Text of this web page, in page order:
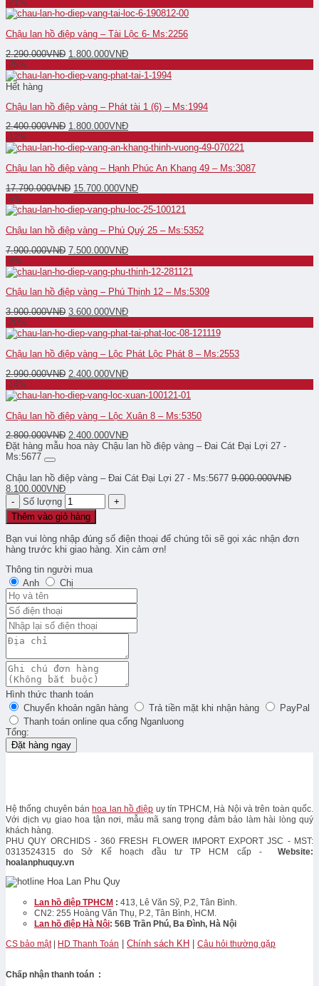
-21%
Chậu lan hồ điệp vàng – Tài Lộc 6- Ms:2256
2.290.000VNĐ 1.800.000VNĐ
-25%
Hết hàng
Chậu lan hồ điệp vàng – Phát tài 1 (6) – Ms:1994
2.400.000VNĐ 1.800.000VNĐ
-12%
Chậu lan hồ điệp vàng – Hạnh Phúc An Khang 49 – Ms:3087
17.790.000VNĐ 15.700.000VNĐ
-5%
Chậu lan hồ điệp vàng – Phú Quý 25 – Ms:5352
7.900.000VNĐ 7.500.000VNĐ
-8%
Chậu lan hồ điệp vàng – Phú Thịnh 12 – Ms:5309
3.900.000VNĐ 3.600.000VNĐ
-20%
Chậu lan hồ điệp vàng – Lộc Phát Lộc Phát 8 – Ms:2553
2.990.000VNĐ 2.400.000VNĐ
-14%
Chậu lan hồ điệp vàng – Lộc Xuân 8 – Ms:5350
2.800.000VNĐ 2.400.000VNĐ
Đặt hàng mẫu hoa này Chậu lan hồ điệp vàng – Đai Cát Đại Lợi 27 -
Ms:5677
Chậu lan hồ điệp vàng – Đai Cát Đại Lợi 27 - Ms:5677 9.000.000VNĐ
8.100.000VNĐ
Số lượng
Thêm vào giỏ hàng
Bạn vui lòng nhập đúng số điện thoại để chúng tôi sẽ gọi xác nhận đơn
hàng trước khi giao hàng. Xin cảm ơn!
Thông tin người mua
Anh
Chị
Hình thức thanh toán
Chuyển khoản ngân hàng
Trả tiền mặt khi nhận hàng
PayPal
Thanh toán online qua cổng Nganluong
Tổng:
Đặt hàng ngay
Hệ thống chuyên bán hoa lan hồ điệp uy tín TPHCM, Hà Nội và trên toàn quốc.
Với dịch vụ giao hoa tận nơi, mẫu mã sang trọng đảm bảo làm hài lòng quý
khách hàng.
PHU QUY ORCHIDS - 360 FRESH FLOWER IMPORT EXPORT JSC - MST:
0313524315 do Sở Kế hoạch đầu tư TP HCM cấp - Website:
hoalanphuquy.vn
Lan hồ điệp TPHCM : 413, Lê Văn Sỹ, P.2, Tân Bình.
CN2: 255 Hoàng Văn Thụ, P.2, Tân Bình, HCM.
Lan hồ điệp Hà Nội: 56B Trần Phú, Ba Đình, Hà Nội
CS bảo mật| HD Thanh Toán Chính sách KH Câu hỏi thường gặp
Chấp nhận thanh toán :